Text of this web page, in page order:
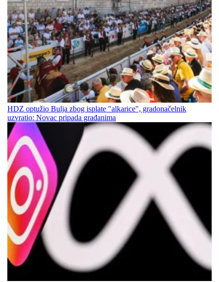
HDZ optužio Bulja zbog isplate "alkarice", gradonačelnik
uzvratio: Novac pripada građanima